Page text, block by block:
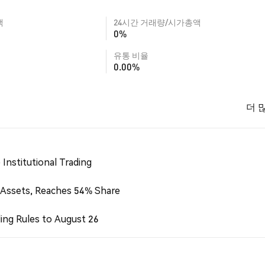
24시간 거래량/시가총액
0%
유통 비율
0.00%
더
Institutional Trading
Reaches 54% Share
Rules to August 26